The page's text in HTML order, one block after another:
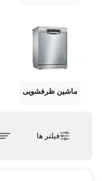
ماشین ظرفشویی
فیلتر ها